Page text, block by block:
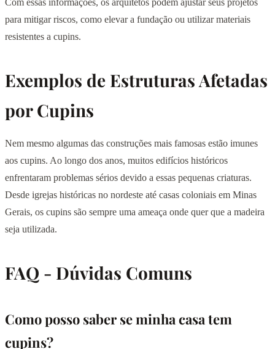
Com essas informações, os arquitetos podem ajustar seus projetos
para mitigar riscos, como elevar a fundação ou utilizar materiais
resistentes a cupins.
Exemplos de Estruturas Afetadas
por Cupins
Nem mesmo algumas das construções mais famosas estão imunes
aos cupins. Ao longo dos anos, muitos edifícios históricos
enfrentaram problemas sérios devido a essas pequenas criaturas.
Desde igrejas históricas no nordeste até casas coloniais em Minas
Gerais, os cupins são sempre uma ameaça onde quer que a madeira
seja utilizada.
FAQ - Dúvidas Comuns
Como posso saber se minha casa tem
cupins?